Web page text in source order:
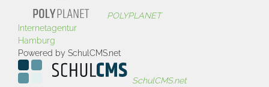
POLYPLANET
Internetagentur
Hamburg
Powered by SchulCMS.net
SchulCMS.net